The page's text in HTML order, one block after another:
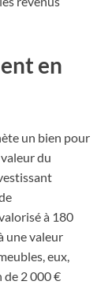
en
un bien pour
du
à 180
une valeur
eux,
2 000 €